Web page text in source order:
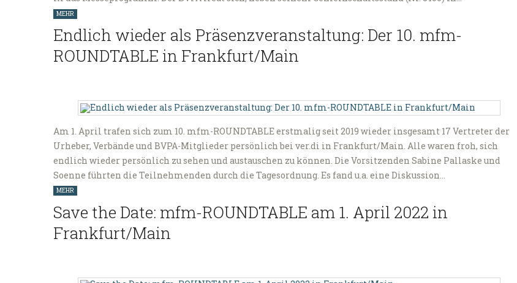
MEHR
Endlich wieder als Präsenzveranstaltung: Der 10. mfm-
ROUNDTABLE in Frankfurt/Main
Am 1. April trafen sich zum 10. mfm-ROUNDTABLE erstmalig seit 2019 wieder insgesamt 17 Vertreter der
Urheber, Verbände und BVPA-Mitglieder persönlich bei ver.di in Frankfurt/Main. Alle waren froh, sich
endlich wieder persönlich zu sehen und austauschen zu können. Die Vorsitzenden Sabine Pallaske und
Soenne führten die Teilnehmenden durch die Tagesordnung. Es fand u.a. eine Diskussion…
MEHR
Save the Date: mfm-ROUNDTABLE am 1. April 2022 in
Frankfurt/Main